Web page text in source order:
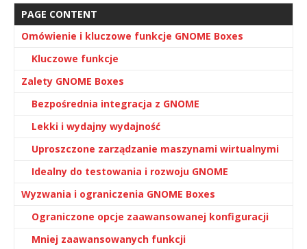
PAGE CONTENT
Omówienie i kluczowe funkcje GNOME Boxes
Kluczowe funkcje
Zalety GNOME Boxes
Bezpośrednia integracja z GNOME
Lekki i wydajny wydajność
Uproszczone zarządzanie maszynami wirtualnymi
Idealny do testowania i rozwoju GNOME
Wyzwania i ograniczenia GNOME Boxes
Ograniczone opcje zaawansowanej konfiguracji
Mniej zaawansowanych funkcji